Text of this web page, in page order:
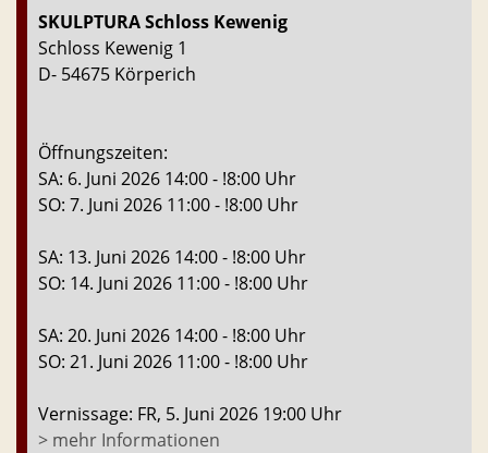
SKULPTURA Schloss Kewenig
Schloss Kewenig 1
D- 54675 Körperich
Öffnungszeiten:
SA: 6. Juni 2026 14:00 - !8:00 Uhr
SO: 7. Juni 2026 11:00 - !8:00 Uhr
SA: 13. Juni 2026 14:00 - !8:00 Uhr
SO: 14. Juni 2026 11:00 - !8:00 Uhr
SA: 20. Juni 2026 14:00 - !8:00 Uhr
SO: 21. Juni 2026 11:00 - !8:00 Uhr
Vernissage: FR, 5. Juni 2026 19:00 Uhr
> mehr Informationen